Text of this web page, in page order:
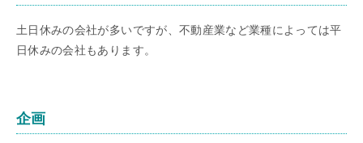
土日休みの会社が多いですが、不動産業など業種によっては平
日休みの会社もあります。
企画